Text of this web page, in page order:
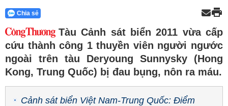
Chia sẻ
Tàu Cảnh sát biển 2011 vừa cấp
cứu thành công 1 thuyền viên người ngước
ngoài trên tàu Deryoung Sunnysky (Hong
Kong, Trung Quốc) bị đau bụng, nôn ra máu.
Cảnh sát biển Việt Nam-Trung Quốc: Điểm